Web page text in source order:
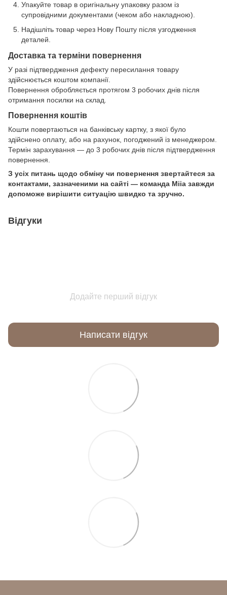
Упакуйте товар в оригінальну упаковку разом із
супровідними документами (чеком або накладною).
Надішліть товар через Нову Пошту після узгодження
деталей.
Доставка та терміни повернення
У разі підтвердження дефекту пересилання товару
здійснюється коштом компанії.
Повернення обробляється протягом 3 робочих днів після
отримання посилки на склад.
Повернення коштів
Кошти повертаються на банківську картку, з якої було
здійснено оплату, або на рахунок, погоджений із менеджером.
Термін зарахування — до 3 робочих днів після підтвердження
повернення.
З усіх питань щодо обміну чи повернення звертайтеся за
контактами, зазначеними на сайті — команда Miia завжди
допоможе вирішити ситуацію швидко та зручно.
Відгуки
Додайте перший відгук
Написати відгук